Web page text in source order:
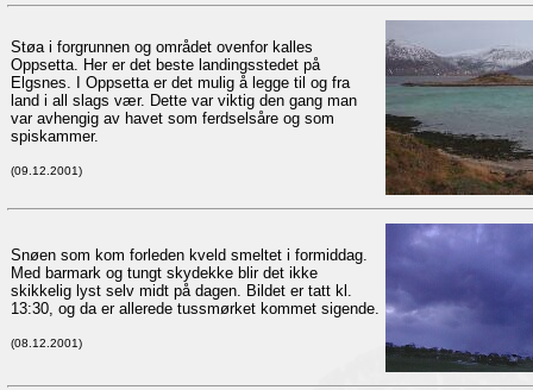
Støa i forgrunnen og området ovenfor kalles
Oppsetta. Her er det beste landingsstedet på
Elgsnes. I Oppsetta er det mulig å legge til og fra
land i all slags vær. Dette var viktig den gang man
var avhengig av havet som ferdselsåre og som
spiskammer.
(09.12.2001)
Snøen som kom forleden kveld smeltet i formiddag.
Med barmark og tungt skydekke blir det ikke
skikkelig lyst selv midt på dagen. Bildet er tatt kl.
13:30, og da er allerede tussmørket kommet sigende.
(08.12.2001)